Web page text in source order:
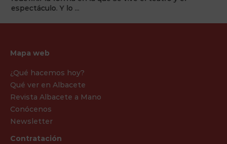
espectáculo. Y lo ...
Mapa web
¿Qué hacemos hoy?
Qué ver en Albacete
Revista Albacete a Mano
Conócenos
Newsletter
Contratación